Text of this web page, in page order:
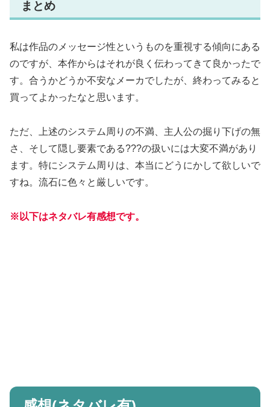
まとめ
私は作品のメッセージ性というものを重視する傾向にある
のですが、本作からはそれが良く伝わってきて良かったで
す。合うかどうか不安なメーカでしたが、終わってみると
買ってよかったなと思います。
ただ、上述のシステム周りの不満、主人公の掘り下げの無
さ、そして隠し要素である???の扱いには大変不満があり
ます。特にシステム周りは、本当にどうにかして欲しいで
すね。流石に色々と厳しいです。
※以下はネタバレ有感想です。